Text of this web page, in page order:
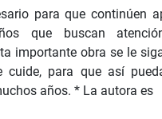
para que continúen
que buscan
importante obra se le
para que así
años. * La autora es